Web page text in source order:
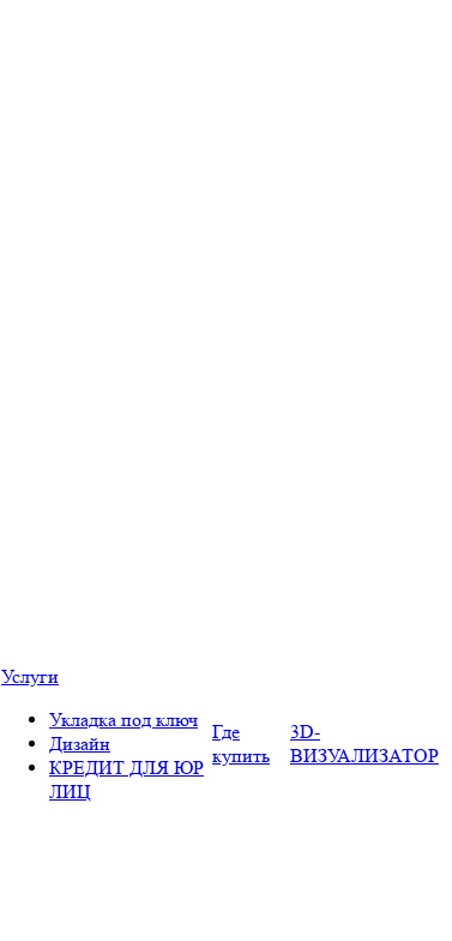
Услуги
Укладка под ключ
Дизайн
КРЕДИТ ДЛЯ ЮР
ЛИЦ
Где
купить
3D-
ВИЗУАЛИЗАТОР